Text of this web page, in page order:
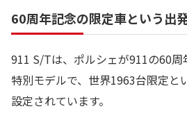
60周年記念の限定車という出
911 S/Tは、ポルシェが911の60
特別モデルで、世界1963台限定と
設定されています。